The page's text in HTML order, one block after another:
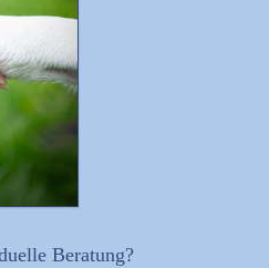
Beratung?